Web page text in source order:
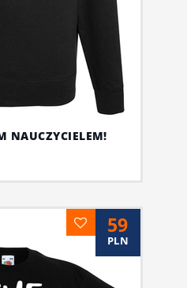
NAUCZYCIELEM!
59
PLN